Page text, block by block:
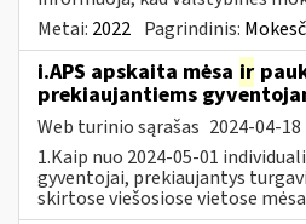
Metai: 2022 Pagrindinis:
i.APS apskaita mėsa ir
prekiaujantiems
Web turinio sąrašas 2024-04-18
1.Kaip nuo 2024-05-01
gyventojai, prekiaujantys
skirtose viešosiose vietose mėsa